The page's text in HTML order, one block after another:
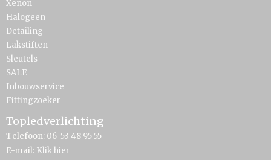
Xenon
Halogeen
Detailing
Lakstiften
Sleutels
SALE
Inbouwservice
Fittingzoeker
Topledverlichting
Telefoon: 06-53 48 95 55
E-mail: Klik hier